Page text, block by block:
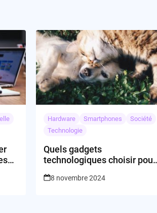
Hardware Smartphones
Société
Technologie
Quels gadgets
technologiques choisir pour
de compagnie ?
8 novembre 2024